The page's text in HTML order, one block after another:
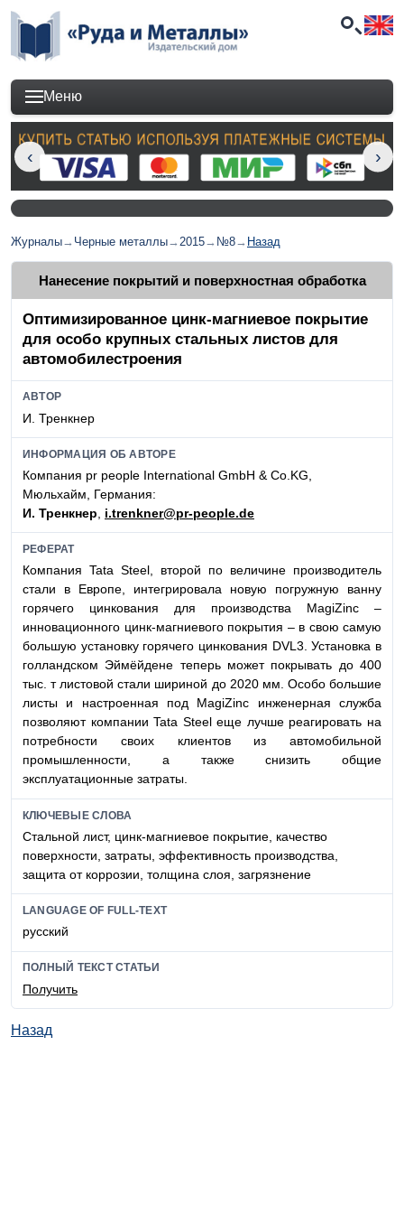
Меню
Журналы→ Черные металлы→2015→ №8→ Назад
Нанесение покрытий и поверхностная обработка
Оптимизированное цинк-магниевое покрытие
для особо крупных стальных листов для
автомобилестроения
АВТОР
И. Тренкнер
ИНФОРМАЦИЯ ОБ АВТОРЕ
Компания pr people International GmbH & Co.KG,
Мюльхайм, Германия:
И. Тренкнер
i.trenkner@pr-people.de
РЕФЕРАТ
Компания Tata Steel, второй по величине производитель
стали в Европе, интегрировала новую погружную ванну
горячего цинкования для производства MagiZinc –
инновационного цинк-магниевого покрытия – в свою самую
большую установку горячего цинкования DVL3. Установка в
голландском Эймёйдене теперь может покрывать до 400
тыс. т листовой стали шириной до 2020 мм. Особо большие
листы и настроенная под MagiZinc инженерная служба
позволяют компании Tata Steel еще лучше реагировать на
потребности своих клиентов из автомобильной
промышленности, а также снизить общие
эксплуатационные затраты.
КЛЮЧЕВЫЕ СЛОВА
Стальной лист, цинк-магниевое покрытие, качество
поверхности, затраты, эффективность производства,
защита от коррозии, толщина слоя, загрязнение
LANGUAGE OF FULL-TEXT
русский
ПОЛНЫЙ ТЕКСТ СТАТЬИ
Получить
Назад